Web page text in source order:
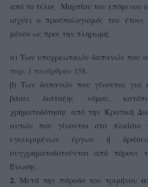
από το τέλος Μαρτίου του επόμενου
ισχύει ο προϋπολογισμός του
μόνον ως προς την πληρωμή:
α) Των υποχρεωτικών δαπανών που
παρ. 1 τουάρθρου 158.
β) Των δαπανών που γίνονται για
βάσει διάταξης νόμου,
χρηματοδότησης από την Κρατική
αυτών που γίνονται στο πλαίσιο
εγκεκριμένων έργων ή
συγχρηματοδοτούνται από πόρους
Ένωσης.
2. Μετά την πάροδο του τριμήνου